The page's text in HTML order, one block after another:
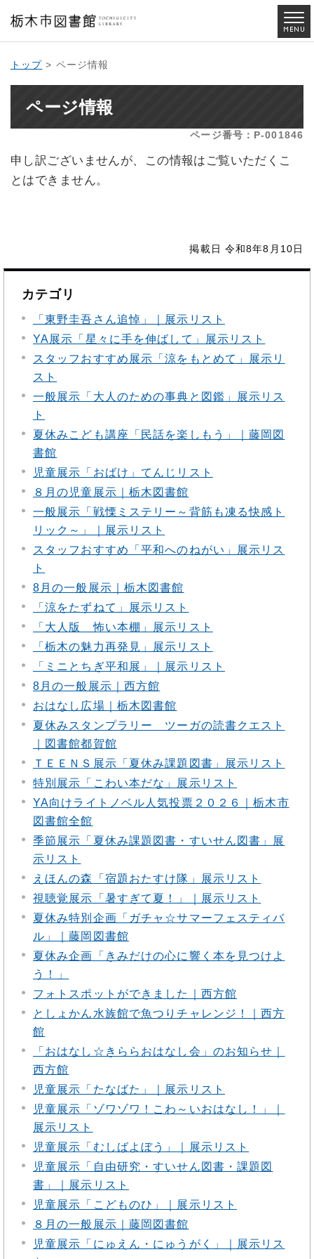
トップ > ページ情報
ページ情報
ページ番号：P-001846
申し訳ございませんが、この情報はご覧いただくこ
とはできません。
掲載日 令和8年8月10日
カテゴリ
「東野圭吾さん追悼」｜展示リスト
YA展示「星々に手を伸ばして」展示リスト
スタッフおすすめ展示「涼をもとめて」展示リ
スト
一般展示「大人のための事典と図鑑」展示リス
ト
夏休みこども講座「民話を楽しもう」｜藤岡図
書館
児童展示「おばけ」てんじリスト
８月の児童展示｜栃木図書館
一般展示「戦慄ミステリー～背筋も凍る快感ト
リック～」｜展示リスト
スタッフおすすめ「平和へのねがい」展示リス
ト
8月の一般展示｜栃木図書館
「涼をたずねて」展示リスト
「大人版 怖い本棚」展示リスト
「栃木の魅力再発見」展示リスト
「ミニとちぎ平和展」｜展示リスト
8月の一般展示｜西方館
おはなし広場｜栃木図書館
夏休みスタンプラリー ツーガの読書クエスト
｜図書館都賀館
ＴＥＥＮＳ展示「夏休み課題図書」展示リスト
特別展示「こわい本だな」展示リスト
YA向けライトノベル人気投票２０２６｜栃木市
図書館全館
季節展示「夏休み課題図書・すいせん図書」展
示リスト
えほんの森「宿題おたすけ隊」展示リスト
視聴覚展示「暑すぎて夏！」｜展示リスト
夏休み特別企画「ガチャ☆サマーフェスティバ
ル」｜藤岡図書館
夏休み企画「きみだけの心に響く本を見つけよ
う！」
フォトスポットができました｜西方館
としょかん水族館で魚つりチャレンジ！｜西方
館
「おはなし☆きららおはなし会」のお知らせ｜
西方館
児童展示「たなばた」｜展示リスト
児童展示「ゾワゾワ！こわ～いおはなし！」｜
展示リスト
児童展示「むしばよぼう」｜展示リスト
児童展示「自由研究・すいせん図書・課題図
書」｜展示リスト
児童展示「こどものひ」｜展示リスト
８月の一般展示｜藤岡図書館
児童展示「にゅえん・にゅうがく」｜展示リス